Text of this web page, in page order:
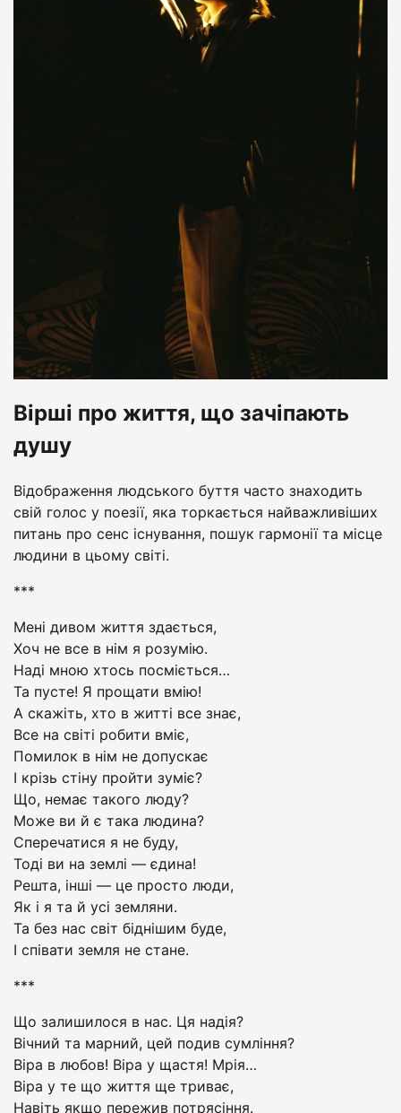
Вірші про життя, що зачіпають
душу
Відображення людського буття часто знаходить
свій голос у поезії, яка торкається найважливіших
питань про сенс існування, пошук гармонії та місце
людини в цьому світі.
***
Мені дивом життя здається,
Хоч не все в нім я розумію.
Наді мною хтось посміється…
Та пусте! Я прощати вмію!
А скажіть, хто в житті все знає,
Все на світі робити вміє,
Помилок в нім не допускає
І крізь стіну пройти зуміє?
Що, немає такого люду?
Може ви й є така людина?
Сперечатися я не буду,
Тоді ви на землі — єдина!
Решта, інші — це просто люди,
Як і я та й усі земляни.
Та без нас світ біднішим буде,
І співати земля не стане.
***
Що залишилося в нас. Ця надія?
Вічний та марний, цей подив сумління?
Віра в любов! Віра у щастя! Мрія…
Віра у те що життя ще триває,
Навіть якщо пережив потрясіння.